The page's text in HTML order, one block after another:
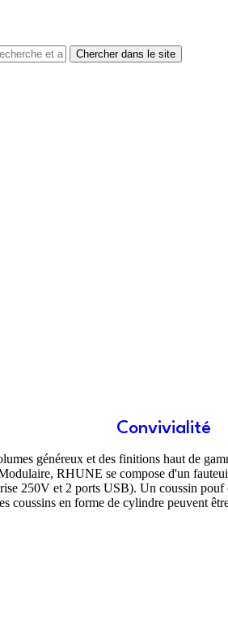
Convivialité
généreux et des finitions haut de
RHUNE se compose d'un
250V et 2 ports USB). Un coussin
coussins en forme de cylindre peuvent